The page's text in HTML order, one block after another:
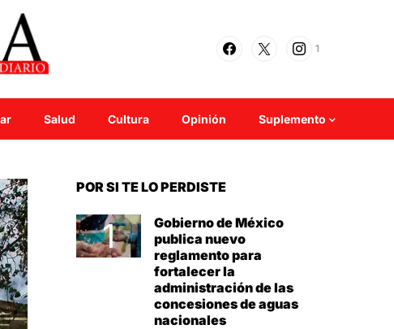
1
Salud Cultura Opinión Suplemento
POR SI TE LO PERDISTE
Gobierno de México
publica nuevo
reglamento para
fortalecer la
administración de las
concesiones de aguas
nacionales